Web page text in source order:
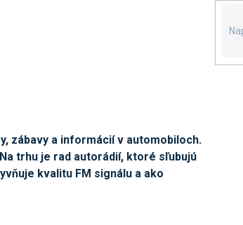
zábavy a informácií v automobiloch.
trhu je rad autorádií, ktoré sľubujú
kvalitu FM signálu a ako